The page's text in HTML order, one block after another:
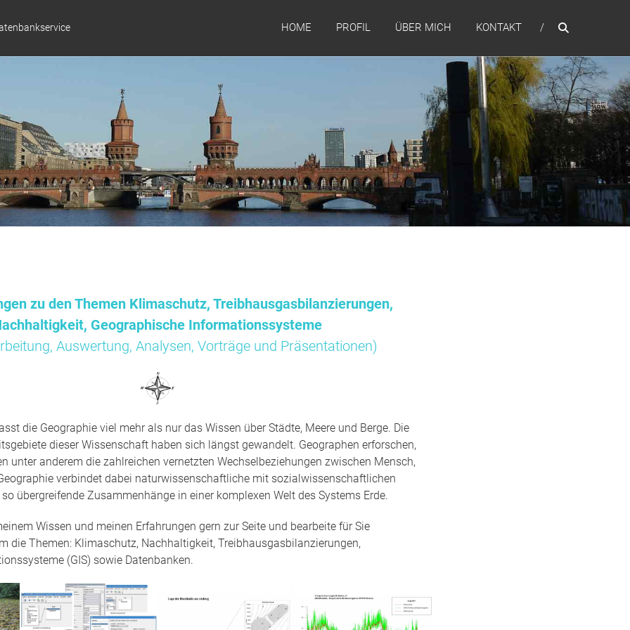
HOME PROFIL ÜBER MICH KONTAKT
zu den Themen Klimaschutz, Treibhausgasbilanzierungen,
Geographische Informationssysteme
Auswertung, Analysen, Vorträge und Präsentationen)
die Geographie viel mehr als nur das Wissen über Städte, Meere und Berge. Die
dieser Wissenschaft haben sich längst gewandelt. Geographen erforschen,
unter anderem die zahlreichen vernetzten Wechselbeziehungen zwischen Mensch,
verbindet dabei naturwissenschaftliche mit sozialwissenschaftlichen
übergreifende Zusammenhänge in einer komplexen Welt des Systems Erde.
Wissen und meinen Erfahrungen gern zur Seite und bearbeite für Sie
die Themen: Klimaschutz, Nachhaltigkeit, Treibhausgasbilanzierungen,
(GIS) sowie Datenbanken.